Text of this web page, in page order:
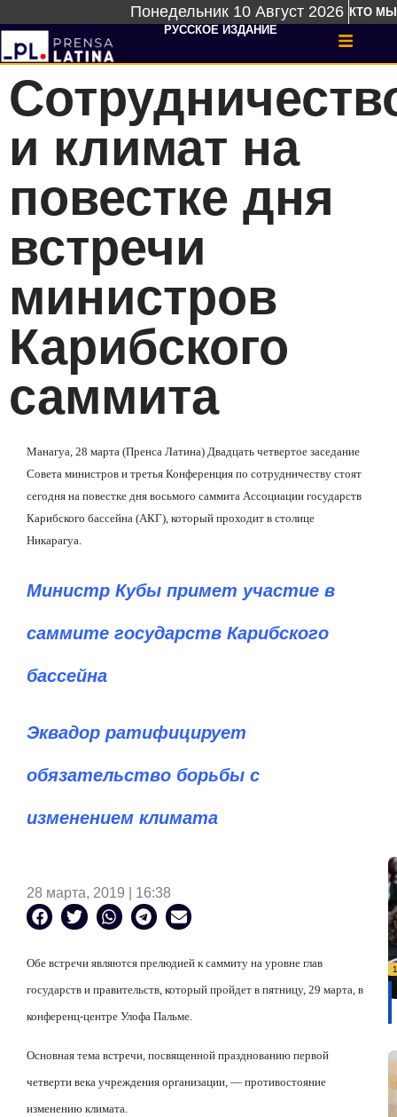
Понедельник 10 Август 2026 КТО МЫ
РУССКОЕ ИЗДАНИЕ
и климат на
повестке дня
встречи
министров
Карибского
саммита
Манагуа, 28 марта (Пренса Латина) Двадцать четвертое заседание
Совета министров и третья Конференция по сотрудничеству стоят
сегодня на повестке дня восьмого саммита Ассоциации государств
Карибского бассейна (АКГ), который проходит в столице
Никарагуа.
Министр Кубы примет участие в
саммите государств Карибского
бассейна
Эквадор ратифицирует
обязательство борьбы с
изменением климата
28 марта, 2019 | 16:38
Обе встречи являются прелюдией к саммиту на уровне глав
государств и правительств, который пройдет в пятницу, 29 марта, в
конференц-центре Улофа Пальме.
Основная тема встречи, посвященной празднованию первой
четверти века учреждения организации, — противостояние
изменению климата.